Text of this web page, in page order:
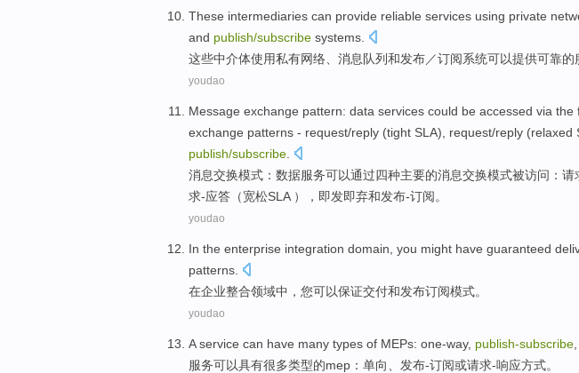
These intermediaries can provide reliable services using private
and publish/subscribe systems
这些中介体使用私有网络 消息队列和发布／订阅系统可以提供可靠的
youdao
Message exchange pattern: data services could be accessed via the
exchange patterns - request/reply (tight SLA), request/reply (relaxed
publish/subscribe
消息交换模式 ： 数据服务可以通过四种主要的消息交换模式被访问 ： 请
求-应答（宽松SLA ），即发即弃和发布-订阅。
youdao
In the enterprise integration domain you might have guaranteed
patterns
在企业整合领域中， 您可以保证交付和发布订阅模式。
youdao
Aservice can have many types of MEPs: one-way, publish-subscribe
服务可以具有很多类型的mep ： 单向 发布-订阅或请求-响应方式。